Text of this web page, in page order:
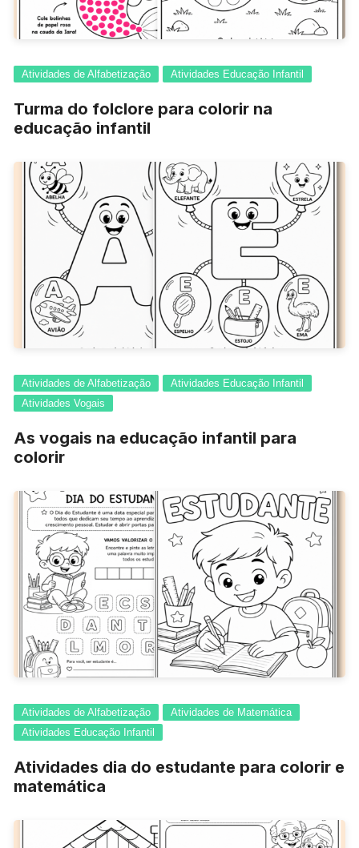
Atividades de Alfabetização Atividades Educação Infantil
Turma do folclore para colorir na
educação infantil
Atividades de Alfabetização
Atividades Educação Infantil
Atividades Vogais
As vogais na educação infantil para
colorir
Atividades de Alfabetização
Atividades de Matemática
Atividades Educação Infantil
Atividades dia do estudante para colorir e
matemática